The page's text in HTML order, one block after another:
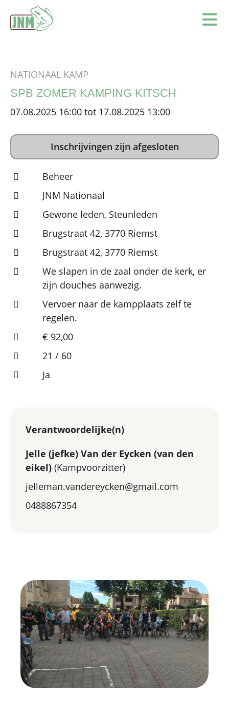
NATIONAAL KAMP
SPB ZOMER KAMPING KITSCH
07.08.2025 16:00 tot 17.08.2025 13:00
Inschrijvingen zijn afgesloten
Beheer
JNM Nationaal
Gewone leden, Steunleden
Brugstraat 42, 3770 Riemst
Brugstraat 42, 3770 Riemst
We slapen in de zaal onder de kerk, er
zijn douches aanwezig.
Vervoer naar de kampplaats zelf te
regelen.
€ 92,00
21 / 60
Ja
Verantwoordelijke(n)
Jelle (jefke) Van der Eycken (van den
eikel) (Kampvoorzitter)
jelleman.vandereycken@gmail.com
0488867354